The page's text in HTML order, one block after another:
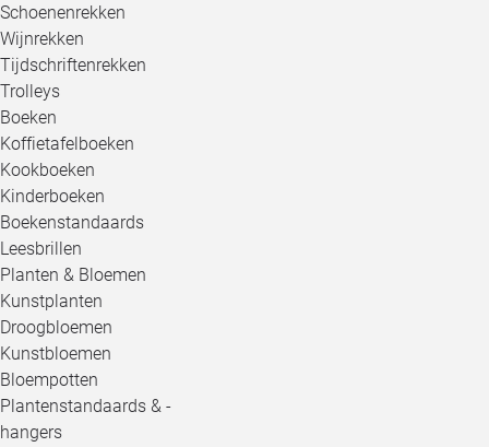
Schoenenrekken
Wijnrekken
Tijdschriftenrekken
Trolleys
Boeken
Koffietafelboeken
Kookboeken
Kinderboeken
Boekenstandaards
Leesbrillen
Planten & Bloemen
Kunstplanten
Droogbloemen
Kunstbloemen
Bloempotten
Plantenstandaards & -
hangers